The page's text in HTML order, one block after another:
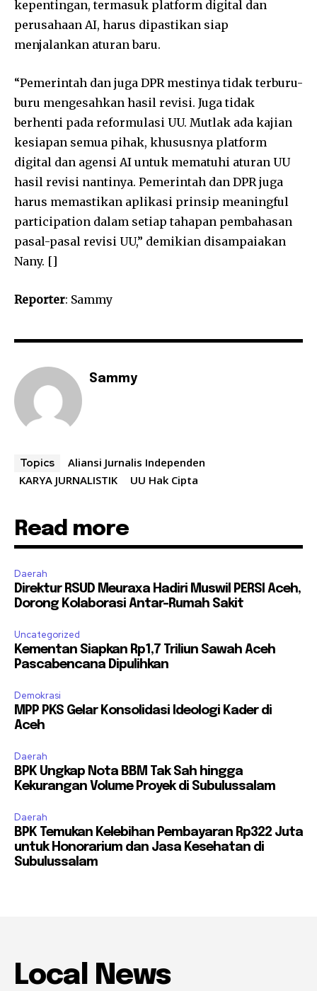
kepentingan, termasuk platform digital dan
perusahaan AI, harus dipastikan siap
menjalankan aturan baru.
“Pemerintah dan juga DPR mestinya tidak terburu-
buru mengesahkan hasil revisi. Juga tidak
berhenti pada reformulasi UU. Mutlak ada kajian
kesiapan semua pihak, khususnya platform
digital dan agensi AI untuk mematuhi aturan UU
hasil revisi nantinya. Pemerintah dan DPR juga
harus memastikan aplikasi prinsip meaningful
participation dalam setiap tahapan pembahasan
pasal-pasal revisi UU,” demikian disampaiakan
Nany. []
Reporter: Sammy
Sammy
Topics
Aliansi Jurnalis Independen
KARYA JURNALISTIK
UU Hak Cipta
Read more
Daerah
Direktur RSUD Meuraxa Hadiri Muswil PERSI Aceh,
Dorong Kolaborasi Antar-Rumah Sakit
Uncategorized
Kementan Siapkan Rp1,7 Triliun Sawah Aceh
Pascabencana Dipulihkan
Demokrasi
MPP PKS Gelar Konsolidasi Ideologi Kader di
Aceh
Daerah
BPK Ungkap Nota BBM Tak Sah hingga
Kekurangan Volume Proyek di Subulussalam
Daerah
BPK Temukan Kelebihan Pembayaran Rp322 Juta
untuk Honorarium dan Jasa Kesehatan di
Subulussalam
Local News